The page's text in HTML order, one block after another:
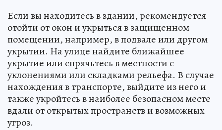
Если вы находитесь в здании, рекомендуется
отойти от окон и укрыться в защищенном
помещении, например, в подвале или другом
укрытии. На улице найдите ближайшее
укрытие или спрячьтесь в местности с
уклонениями или складками рельефа. В случае
нахождения в транспорте, выйдите из него и
также укройтесь в наиболее безопасном месте
вдали от открытых пространств и возможных
угроз.